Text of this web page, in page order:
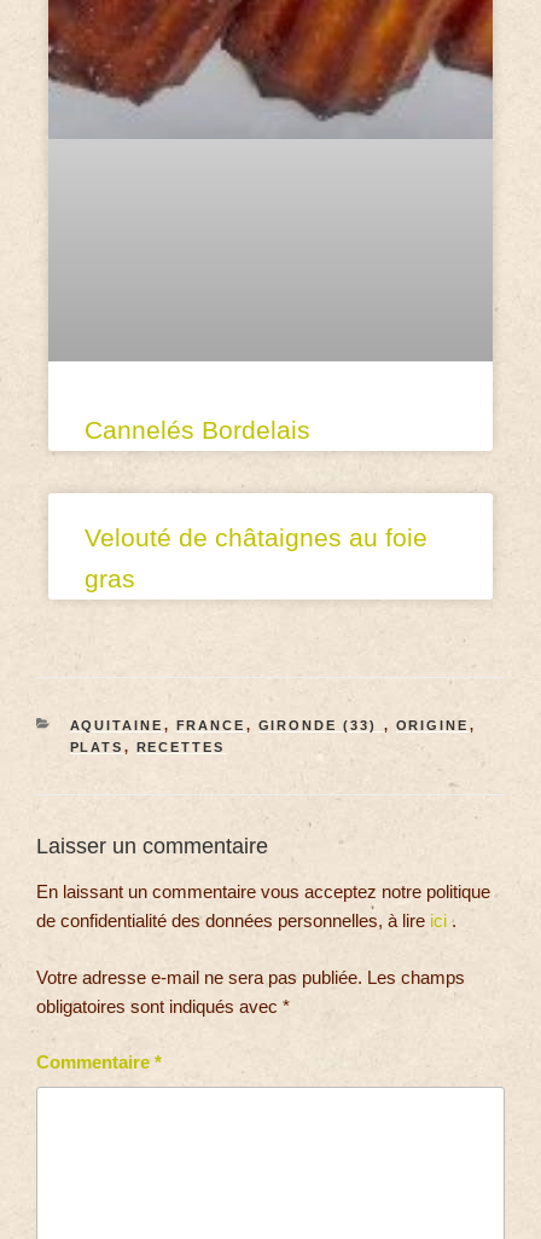
Cannelés Bordelais
Velouté de châtaignes au foie
gras
AQUITAINE , FRANCE , GIRONDE (33) , ORIGINE ,
PLATS , RECETTES
Laisser un commentaire
En laissant un commentaire vous acceptez notre politique
de confidentialité des données personnelles, à lire ici .
Votre adresse e-mail ne sera pas publiée. Les champs
obligatoires sont indiqués avec *
Commentaire *